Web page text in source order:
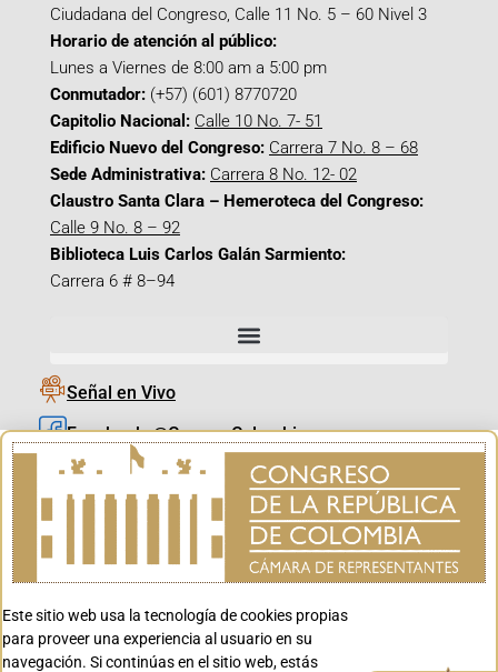
Ciudadana del Congreso, Calle 11 No. 5 – 60 Nivel 3
Horario de atención al público:
Lunes a Viernes de 8:00 am a 5:00 pm
Conmutador: (+57) (601) 8770720
Capitolio Nacional: Calle 10 No. 7- 51
Edificio Nuevo del Congreso: Carrera 7 No. 8 – 68
Sede Administrativa: Carrera 8 No. 12- 02
Claustro Santa Clara – Hemeroteca del Congreso:
Calle 9 No. 8 – 92
Biblioteca Luis Carlos Galán Sarmiento:
Carrera 6 # 8–94
Señal en Vivo
Facebook_@CamaraColombia
Instagram_@CamaraColombia
X_@CamaraColombia
Youtube_@CamaraColombia
Youtube_@CanalCongreso
Este sitio web usa la tecnología de cookies propias
para proveer una experiencia al usuario en su
navegación. Si continúas en el sitio web, estás